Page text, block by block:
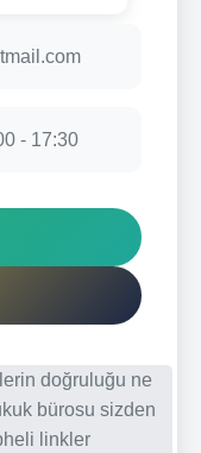
- 17:30
doğruluğu ne
bürosu sizden
linkler